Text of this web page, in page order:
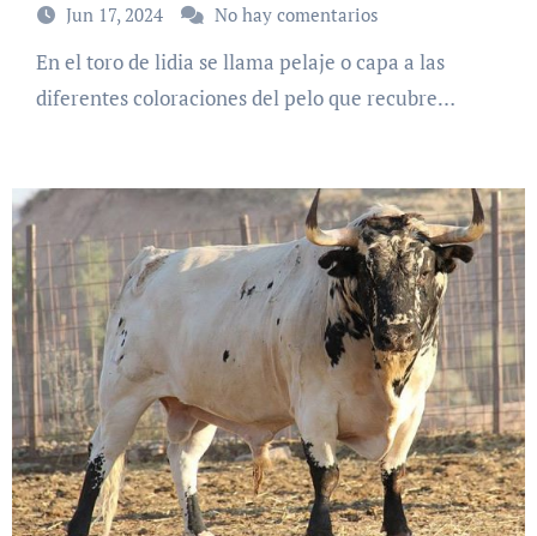
Jun 17, 2024 No hay comentarios
En el toro de lidia se llama pelaje o capa a las
diferentes coloraciones del pelo que recubre…